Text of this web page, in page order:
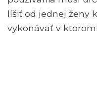
líšiť od jednej ženy
vykonávať v